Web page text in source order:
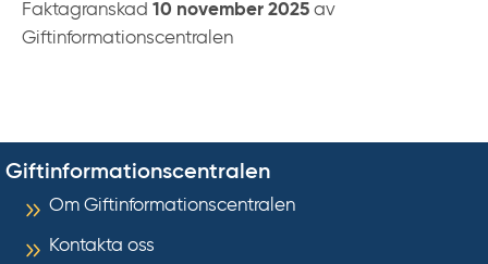
Faktagranskad 10 november 2025 av
Giftinformationscentralen
Giftinformationscentralen
Om Giftinformationscentralen
Kontakta oss